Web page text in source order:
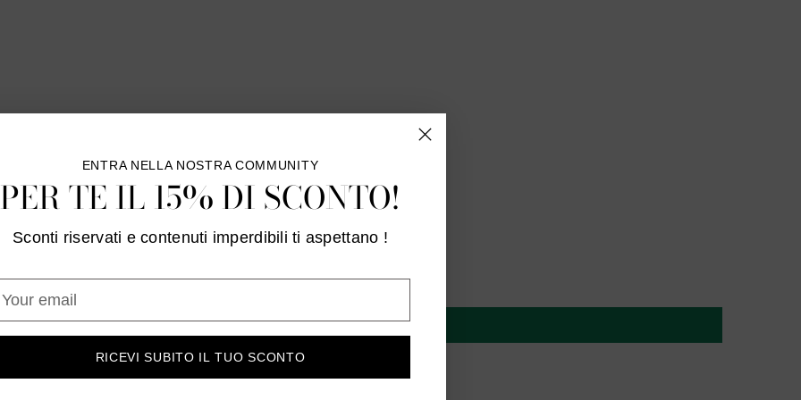
ENTRA NELLA NOSTRA COMMUNITY
PER TE IL 15% DI SCONTO!
Sconti riservati e contenuti imperdibili ti aspettano !
RICEVI SUBITO IL TUO SCONTO
Customer Reviews
Be the first to write a review
Write a review